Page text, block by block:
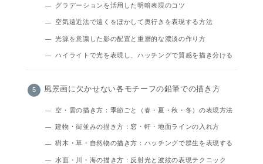
グラデーションを活用した明暗表現のコツ
空気遠近法で遠くをぼかして奥行きを表現する方法
光源を意識した影の配置と重層的な濃淡の作り方
ハイライトで光を表現し、ハッチングで質感を描き分ける
風景画に欠かせない各モチーフの鉛筆での描き方
空・雲の描き方：季節ごと（春・夏・秋・冬）の表現方法
建物・街並みの描き方：窓・軒・地面ラインの入れ方
樹木・草・自然物の描き方：ハッチングで群生を表現する
水面・川・海の描き方：反射光と波紋の表現テクニック